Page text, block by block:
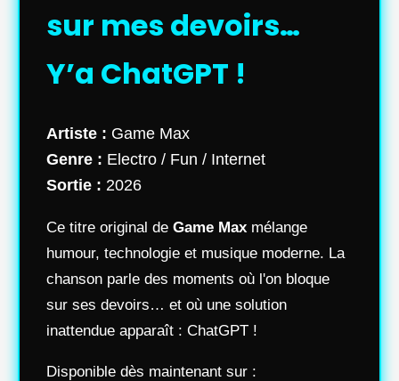
sur mes devoirs…
Y’a ChatGPT !
Artiste : Game Max
Genre : Electro / Fun / Internet
Sortie : 2026
Ce titre original de Game Max mélange
humour, technologie et musique moderne. La
chanson parle des moments où l'on bloque
sur ses devoirs… et où une solution
inattendue apparaît : ChatGPT !
Disponible dès maintenant sur :